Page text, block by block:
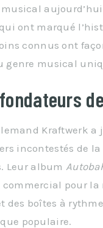
ont marqué
connus ont
musical
Kraftwerk
incontestés de
Leur album
pour
des boîtes à
populaire.